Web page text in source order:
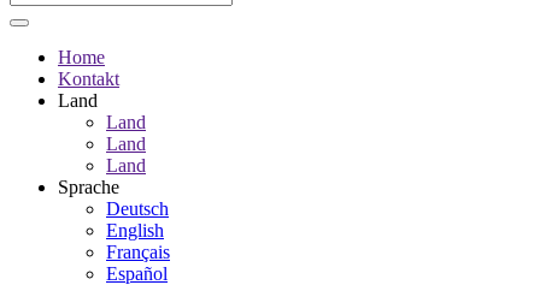
Home
Kontakt
Land
Land
Land
Land
Sprache
Deutsch
English
Français
Español